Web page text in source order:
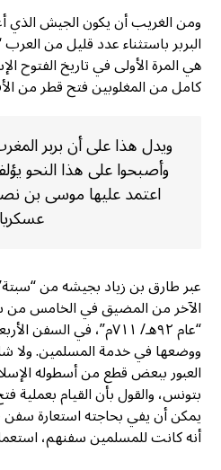
ومن الغريب أن يكون الجيش الذي
البربر باستثناء عدد قليل من العرب
هي المرة الأولى في تاريخ الفتوح
كامل من المغلوبين فتح قطر من
ويدل هذا على أن بربر
وأصبحوا على هذا النحو
اعتمد عليها موسى بن
عبر طارق بن زياد بجيشه من
الآخر من المضيق في الخامس
“عام ٩٢هـ/ ٧١١م”، في
ووضعها في خدمة المسلمين.
العبور ببعض قطع من أسطوله
بتونس، والقول بأن القيام بعملية
يمكن أن يفي بحاجته استعارة سفن
أنه كانت للمسلمين سفنهم،